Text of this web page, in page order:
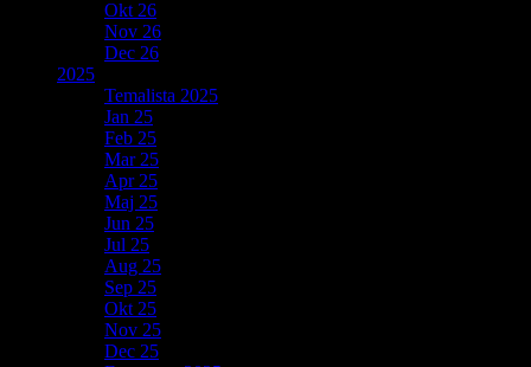
Okt 26
Nov 26
Dec 26
2025
Temalista 2025
Jan 25
Feb 25
Mar 25
Apr 25
Maj 25
Jun 25
Jul 25
Aug 25
Sep 25
Okt 25
Nov 25
Dec 25